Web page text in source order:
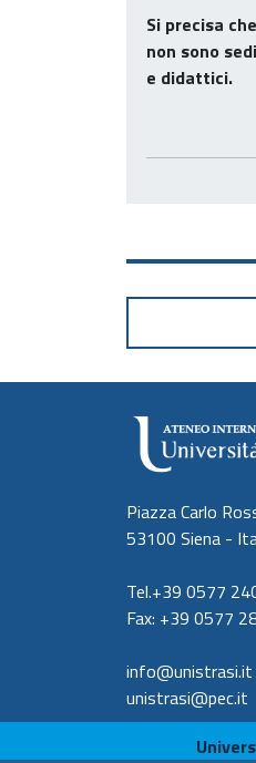
Si precisa
non sono
e didattici.
Piazza Carlo
53100 Siena -
Tel.+39 0577
Fax: +39 0577
info@unistrasi.it
unistrasi@pec.it